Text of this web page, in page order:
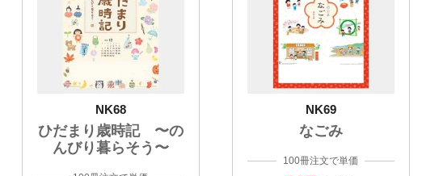
NK68
ひだまり歳時記 〜の
んびり暮らそう〜
NK69
なごみ
100冊注文で単価